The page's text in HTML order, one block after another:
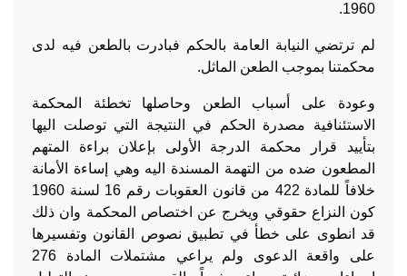
1960.
لم ترتضي النيابة العامة بالحكم فبادرت بالطعن فيه لدى
محكمتنا بموجب الطعن الماثل.
وعودة على أسباب الطعن وحاصلها تخطئة المحكمة
الاستئنافية مصدرة الحكم في النتيجة التي توصلت اليها
بتأييد قرار محكمة الدرجة الأولى بإعلان براءة المتهم
المطعون ضده من التهمة المسندة اليه وهي إساءة الأمانة
خلافاً للمادة 422 من قانون العقوبات رقم 16 لسنة 1960
كون النزاع حقوقي ويخرج عن اختصاص المحكمة وان ذلك
قد انطوى على خطأ في تطبيق نصوص القانون وتفسيرها
على واقعة الدعوى ولم يراعي مشتملات المادة 276